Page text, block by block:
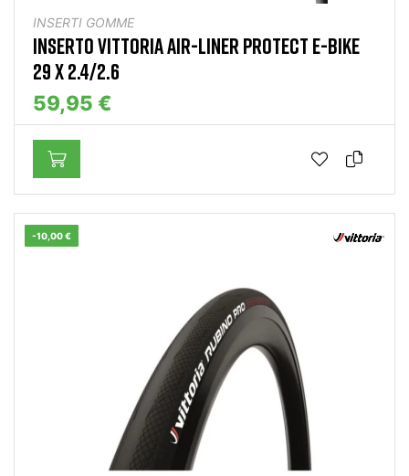
INSERTI GOMME
INSERTO VITTORIA AIR-LINER PROTECT E-BIKE
29 X 2.4/2.6
59,95 €
-10,00 €